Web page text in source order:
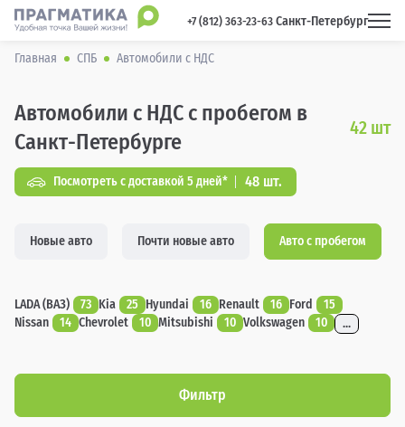
+7 (812) 363-23-63 Санкт-Петербург
Главная СПБ Автомобили с НДС
Автомобили с НДС с пробегом в
Санкт-Петербурге
42 шт
Посмотреть с доставкой 5 дней* 48 шт.
Новые авто Почти новые авто Авто с пробегом
LADA (ВАЗ) 73 Kia 25 Hyundai 16 Renault 16 Ford
15
Nissan
14 Chevrolet 10 Mitsubishi 10 Volkswagen 10 ...
Фильтр